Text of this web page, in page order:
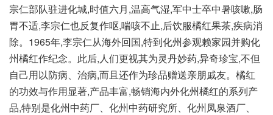
宗仁部队驻进化城,时值六月,温高气湿,军中士卒中暑咳嗽,肠
胃不适,李宗仁也反复作呕,喘咳不止,后饮服橘红果茶,疾病消
除。1965年,李宗仁从海外回国,特到化州参观赖家园并购化
州橘红作纪念。此后,人们更视其为灵丹妙药,异奇珍宝,不但
自己用以防病、治病,而且还作为珍品赠送亲朋戚友。橘红
的功效与作用显著,产品丰富,畅销海内外化州橘红的系列产
品,特别是化州中药厂、化州中药研究所、化州凤泉酒厂、